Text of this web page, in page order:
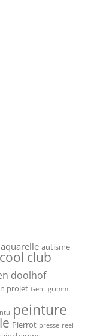
aquarelle autisme
club
doolhof
projet Gent grimm
peinture
Pierrot presse reel